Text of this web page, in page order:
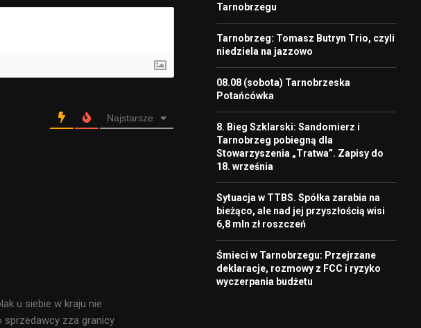
Najstarsze
u siebie w kraju nie
sprzedawcy zza granicy
Tarnobrzegu
Tarnobrzeg: Tomasz Butryn Trio, czyli
niedziela na jazzowo
08.08 (sobota) Tarnobrzeska
Potańcówka
8. Bieg Szklarski: Sandomierz i
Tarnobrzeg pobiegną dla
Stowarzyszenia „Tratwa”. Zapisy do
18. września
Sytuacja w TTBS. Spółka zarabia na
bieżąco, ale nad jej przyszłością wisi
6,8 mln zł roszczeń
Śmieci w Tarnobrzegu: Przejrzane
deklaracje, rozmowy z FCC i ryzyko
wyczerpania budżetu